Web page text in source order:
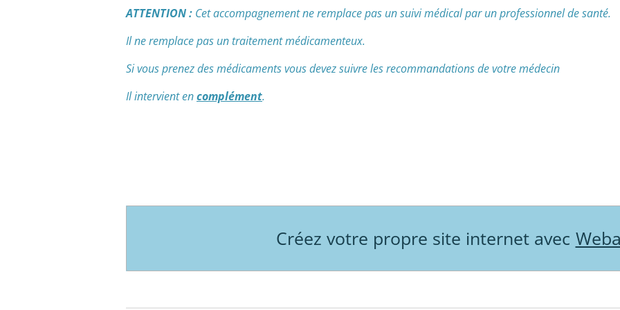
ATTENTION : Cet accompagnement ne remplace pas un suivi médical par un professionnel de santé.
Il ne remplace pas un traitement médicamenteux.
Si vous prenez des médicaments vous devez suivre les recommandations de votre médecin
Il intervient encomplément.
Créez votre propre site internet avec